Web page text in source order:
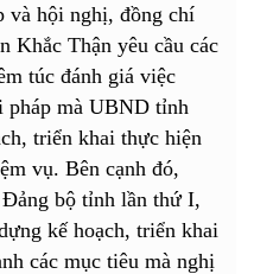
và hội nghị, đồng chí
Khắc Thận yêu cầu các
túc đánh giá việc
pháp mà UBND tỉnh
triển khai thực hiện
vụ. Bên cạnh đó,
bộ tỉnh lần thứ I,
kế hoạch, triển khai
các mục tiêu mà nghị